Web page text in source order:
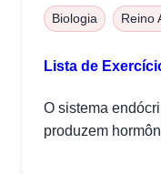
Biologia Reino
Lista de
O sistema
produzem